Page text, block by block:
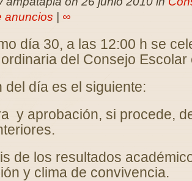
anuncios
∞
día 30, a las 12:00 h se
del Consejo Escolar
del día es el siguiente:
y aprobación, si procede,
de los resultados
y clima de convivencia.